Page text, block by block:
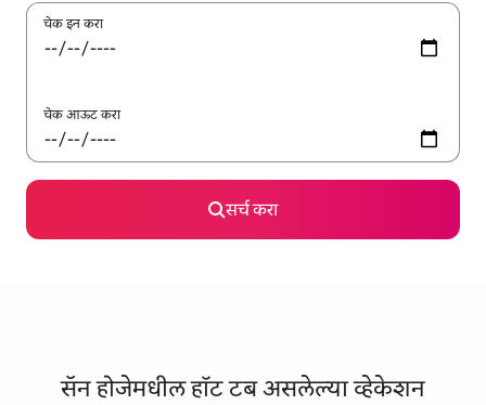
चेक इन करा
चेक आऊट करा
सर्च करा
सॅन होजेमधील हॉट टब असलेल्या व्हेकेशन